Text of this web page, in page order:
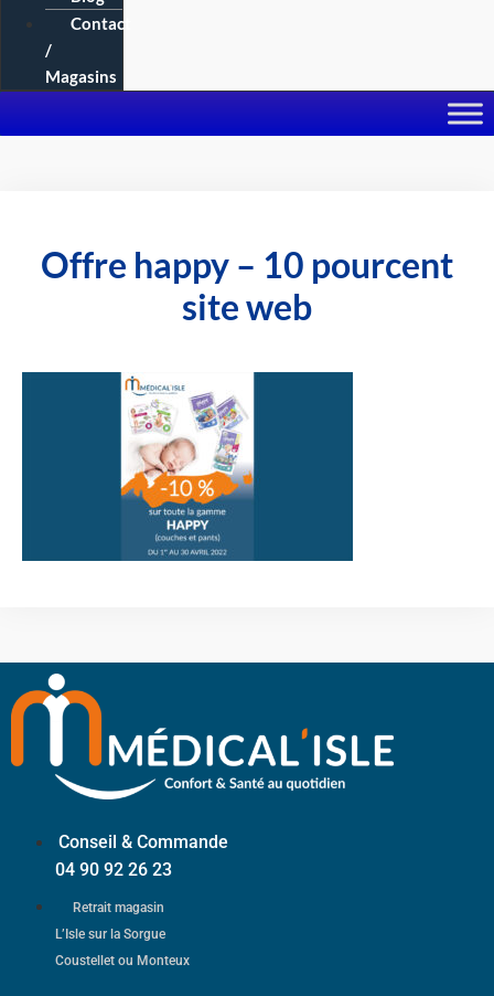
Contact
/
Magasins
Offre happy – 10 pourcent
site web
Conseil & Commande
04 90 92 26 23
Retrait magasin
L’Isle sur la Sorgue
Coustellet ou Monteux